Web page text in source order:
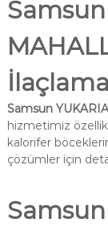
İlaçlama
Samsun
hizmetimiz
kalorifer
çözümler için